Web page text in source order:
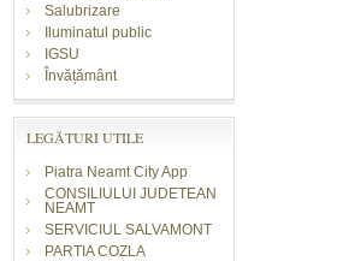
Salubrizare
Iluminatul public
IGSU
Învățământ
LEGĂTURI UTILE
Piatra Neamt City App
CONSILIULUI JUDETEAN
NEAMT
SERVICIUL SALVAMONT
PARTIA COZLA